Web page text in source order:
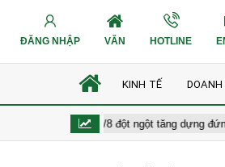
ĐĂNG NHẬP VĂN HOTLINE
KINH TẾ DOANH
hôm nay 8/8 đột ngột tăng dựng đứng,